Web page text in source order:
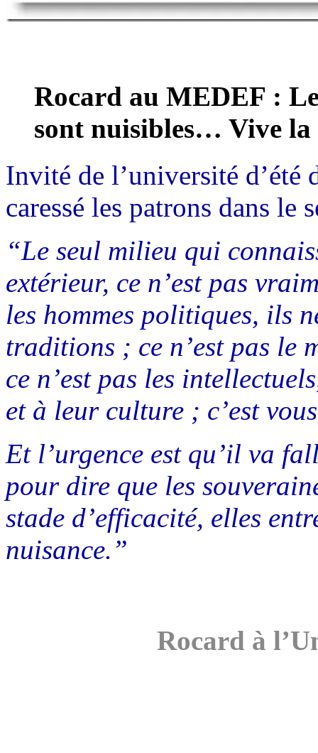
Rocard au MEDEF :
sont nuisibles… Vive
Invité de l’université
caressé les patrons dans le
“Le seul milieu qui
extérieur, ce n’est pas
les hommes politiques, ils
traditions ; ce n’est pas le
ce n’est pas les
et à leur culture ; c’est
Et l’urgence est qu’il va
pour dire que les
stade d’efficacité, elles
nuisance.”
Rocard à